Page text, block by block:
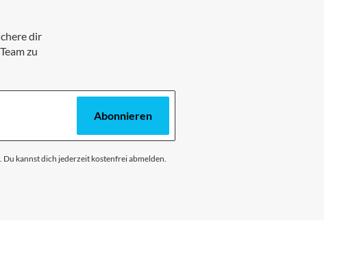
dir
zu
Abonnieren
. Du kannst dich jederzeit kostenfrei abmelden.